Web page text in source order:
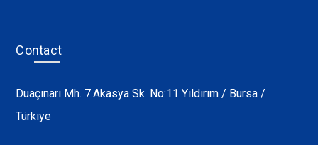
Contact
Duaçınarı Mh. 7.Akasya Sk. No:11 Yıldırım / Bursa /
Türkiye